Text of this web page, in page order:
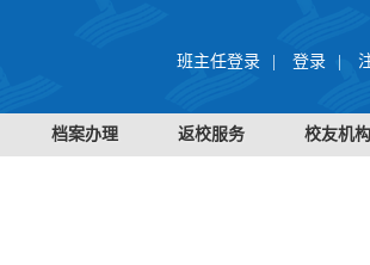
班主任登录 登录
档案办理 返校服务 校友机构